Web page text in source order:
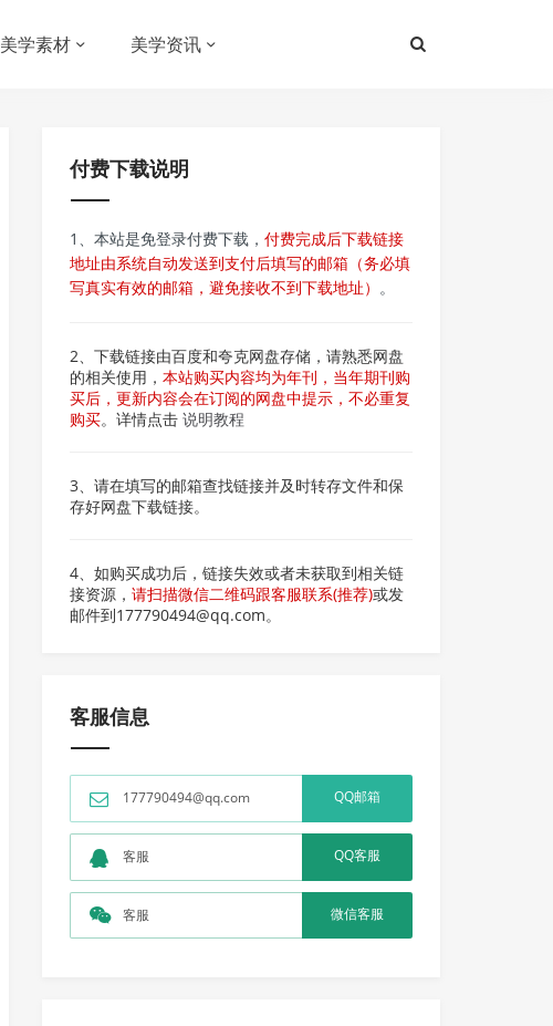
美学素材 美学资讯
付费下载说明
1、本站是免登录付费下载，付费完成后下载链接
地址由系统自动发送到支付后填写的邮箱（务必填
写真实有效的邮箱，避免接收不到下载地址） 。
2、下载链接由百度和夸克网盘存储，请熟悉网盘
的相关使用，本站购买内容均为年刊，当年期刊购
买后，更新内容会在订阅的网盘中提示，不必重复
购买。详情点击说明教程
3、请在填写的邮箱查找链接并及时转存文件和保
存好网盘下载链接。
4、如购买成功后，链接失效或者未获取到相关链
接资源，请扫描微信二维码跟客服联系(推荐)或发
邮件到177790494@qq.com。
客服信息
177790494@qq.com QQ邮箱
客服 QQ客服
客服 微信客服